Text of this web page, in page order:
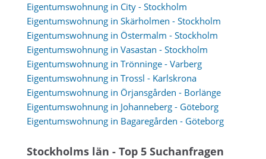
Eigentumswohnung in City - Stockholm
Eigentumswohnung in Skärholmen - Stockholm
Eigentumswohnung in Östermalm - Stockholm
Eigentumswohnung in Vasastan - Stockholm
Eigentumswohnung in Trönninge - Varberg
Eigentumswohnung in Trossl - Karlskrona
Eigentumswohnung in Örjansgården - Borlänge
Eigentumswohnung in Johanneberg - Göteborg
Eigentumswohnung in Bagaregården - Göteborg
Stockholms län - Top 5 Suchanfragen